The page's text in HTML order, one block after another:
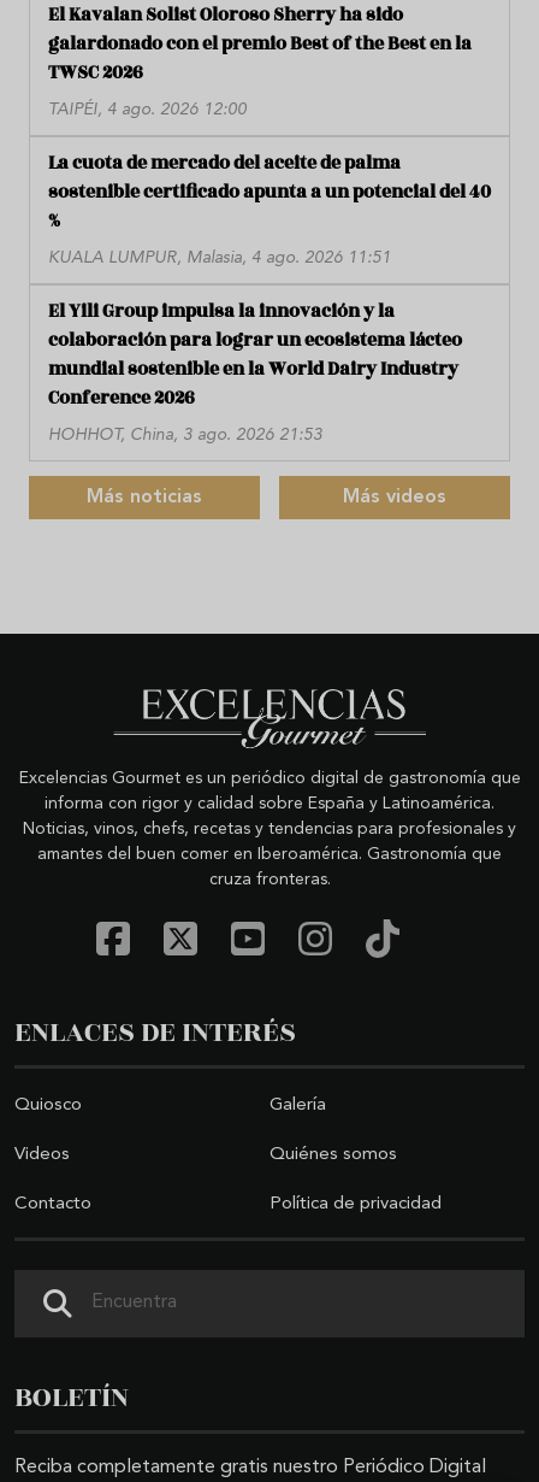
El Kavalan Solist Oloroso Sherry ha sido
galardonado con el premio Best of the Best en la
TWSC 2026
TAIPÉI, 4 ago. 2026 12:00
La cuota de mercado del aceite de palma
sostenible certificado apunta a un potencial del 40
%
KUALA LUMPUR, Malasia, 4 ago. 2026 11:51
El Yili Group impulsa la innovación y la
colaboración para lograr un ecosistema lácteo
mundial sostenible en la World Dairy Industry
Conference 2026
HOHHOT, China, 3 ago. 2026 21:53
Más noticias Más videos
Excelencias Gourmet es un periódico digital de gastronomía que
informa con rigor y calidad sobre España y Latinoamérica.
Noticias, vinos, chefs, recetas y tendencias para profesionales y
amantes del buen comer en Iberoamérica. Gastronomía que
cruza fronteras.
ENLACES DE INTERÉS
Quiosco Galería
Videos Quiénes somos
Contacto Política de privacidad
BOLETÍN
Reciba completamente gratis nuestro Periódico Digital